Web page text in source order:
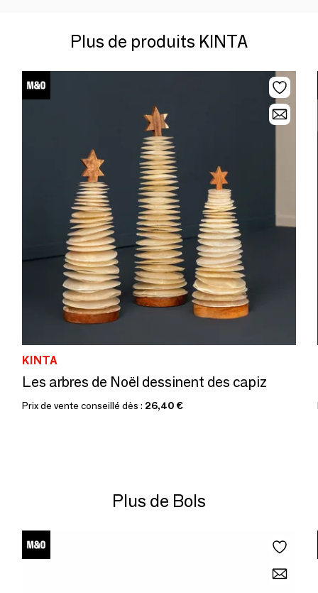
Plus de produits KINTA
KINTA
Les arbres de Noël dessinent des capiz
Prix de vente conseillé dès : 26,40 €
Plus de Bols